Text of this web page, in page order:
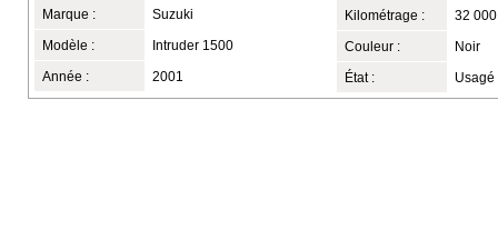
Marque : Suzuki
Modèle : Intruder 1500
Année : 2001
Kilométrage : 32
Couleur : Noir
État : Usagé